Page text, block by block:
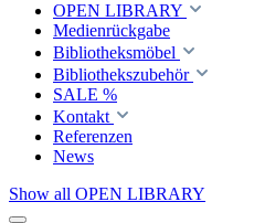
OPEN LIBRARY
Medienrückgabe
Bibliotheksmöbel
Bibliothekszubehör
SALE %
Kontakt
Referenzen
News
Show all OPEN LIBRARY